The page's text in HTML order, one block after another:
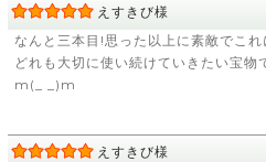
えすきび様
なんと三本目!思った以上に素敵でこ
どれも大切に使い続けていきたい宝物
m(_ _)m
えすきび様